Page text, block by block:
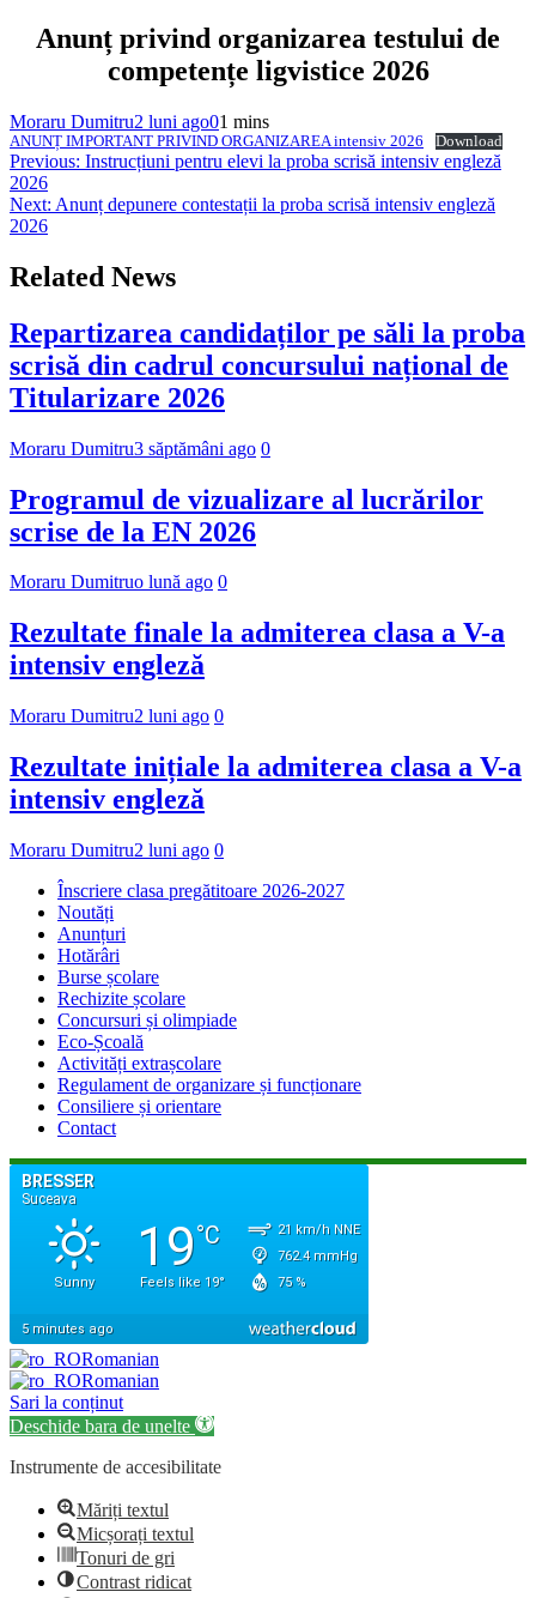
Anunț privind organizarea testului de
competențe ligvistice 2026
Moraru Dumitru2 luni ago01 mins
ANUNȚ IMPORTANT PRIVIND ORGANIZAREA intensiv 2026 Download
Navigare
în
articole
Previous: Instrucțiuni pentru elevi la proba scrisă intensiv engleză
2026
Next: Anunț depunere contestații la proba scrisă intensiv engleză
2026
Related News
Repartizarea candidaților pe săli la proba
scrisă din cadrul concursului național de
Titularizare 2026
Moraru Dumitru3 săptămâni ago 0
Programul de vizualizare al lucrărilor
scrise de la EN 2026
Moraru Dumitruo lună ago 0
Rezultate finale la admiterea clasa a V-a
intensiv engleză
Moraru Dumitru2 luni ago 0
Rezultate inițiale la admiterea clasa a V-a
intensiv engleză
Moraru Dumitru2 luni ago 0
Înscriere clasa pregătitoare 2026-2027
Noutăți
Anunțuri
Hotărâri
Burse școlare
Rechizite școlare
Concursuri și olimpiade
Eco-Școală
Activități extrașcolare
Regulament de organizare și funcționare
Consiliere și orientare
Contact
Romanian
Romanian
Sari la conținut
Deschide bara de unelte
Instrumente de accesibilitate
Măriți textul
Micșorați textul
Tonuri de gri
Contrast ridicat